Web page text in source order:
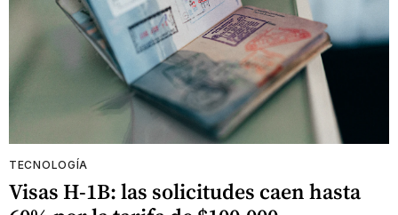
TECNOLOGÍA
Visas H-1B: las solicitudes caen hasta